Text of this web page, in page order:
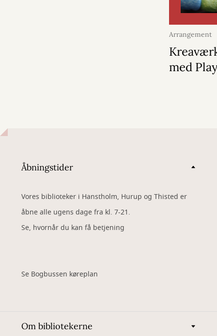
Arrangement
2026
med
Åbningstider
Vores biblioteker i Hanstholm, Hurup og Thisted er
åbne alle ugens dage fra kl. 7-21.
Se, hvornår du kan få betjening
Se Bogbussen køreplan
Om bibliotekerne